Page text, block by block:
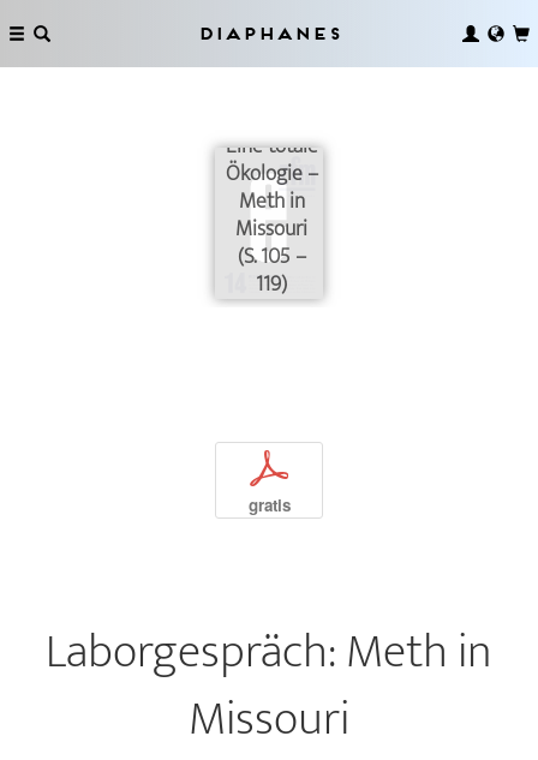
Diaphanes
Eine totale
Ökologie –
Meth in
Missouri
(S. 105 –
119)
p
gratis
Laborgespräch: Meth in
Missouri